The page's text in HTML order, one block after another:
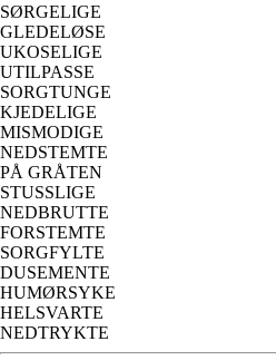
SØRGELIGE
GLEDELØSE
UKOSELIGE
UTILPASSE
SORGTUNGE
KJEDELIGE
MISMODIGE
NEDSTEMTE
PÅ GRÅTEN
STUSSLIGE
NEDBRUTTE
FORSTEMTE
SORGFYLTE
DUSEMENTE
HUMØRSYKE
HELSVARTE
NEDTRYKTE